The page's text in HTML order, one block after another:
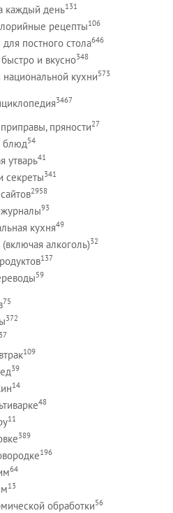
каждый день131
рецепты106
постного стола646
и вкусно348
национальной кухни573
3467
пряности27
блюд54
утварь41
секреты341
2958
93
кухня49
алкоголь)32
137
59
75
372
37
109
39
14
48
11
389
196
64
13
обработки56